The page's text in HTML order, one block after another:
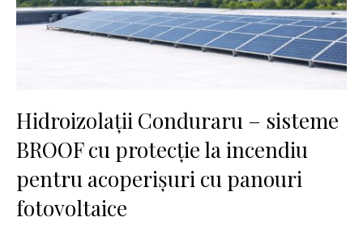
Hidroizolații Conduraru – sisteme
BROOF cu protecție la incendiu
pentru acoperișuri cu panouri
fotovoltaice